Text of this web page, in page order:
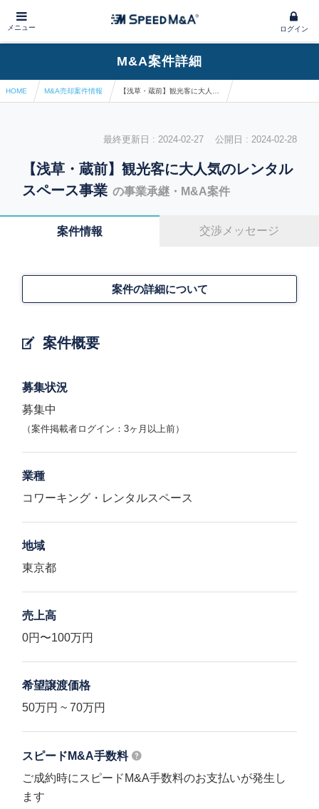
メニュー ログイン
M&A案件詳細
HOME M&A売却案件情報
最終更新日 : 2024-02-27 公開日 : 2024-02-28
【浅草・蔵前】観光客に大人気のレンタル
スペース事業 の事業承継・M&A案件
案件情報 交渉メッセージ
案件概要
案件の詳細について
募集状況
募集中
（案件掲載者ログイン：3ヶ月以上前）
業種
コワーキング・レンタルスペース
地域
東京都
売上高
0円〜100万円
希望譲渡価格
50万円 ~ 70万円
スピードM&A手数料
ご成約時にスピードM&A手数料のお支払いが発生し
ます